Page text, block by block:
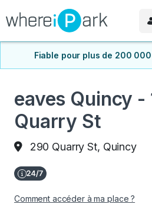
Fiable pour plus de 200
eaves Quincy -
Quarry St
290 Quarry St, Quincy
Comment accéder à ma place ?